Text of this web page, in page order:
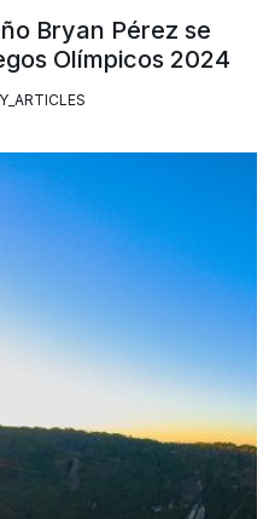
Bryan Pérez se
Olímpicos 2024